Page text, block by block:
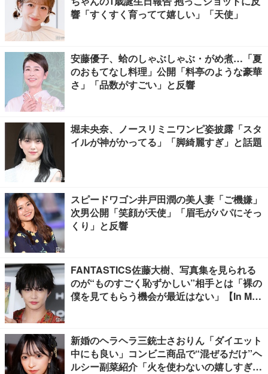
響「すくすく育ってて嬉しい」「天使」
安藤優子、蛤のしゃぶしゃぶ・がめ煮…「夏
のおもてなし料理」公開「料亭のような豪華
さ」「品数がすごい」と反響
堀未央奈、ノースリミニワンピ姿披露「スタ
イルが神がかってる」「脚綺麗すぎ」と話題
スピードワゴン井戸田潤の美人妻「ご機嫌」
次男公開「笑顔が天使」「眉毛がパパにそっ
くり」と反響
FANTASTICS佐藤大樹、写真集を見られる
のが“ものすごく恥ずかしい”相手とは「裸の
僕を見てもらう機会が最近はない」【In Moti
新婚のヘラヘラ三銃士さおりん「ダイエット
中にも良い」コンビニ商品で“混ぜるだけ”ヘ
ルシー副菜紹介「火を使わないの嬉しすぎ